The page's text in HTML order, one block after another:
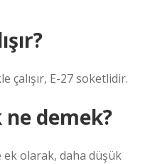
çalışır, E-27 soketlidir.
demek?
ek olarak, daha düşük